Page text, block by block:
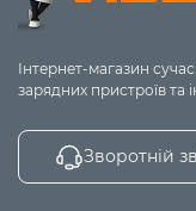
Інтернет-магазин
зарядних пристроїв та
Зворотній